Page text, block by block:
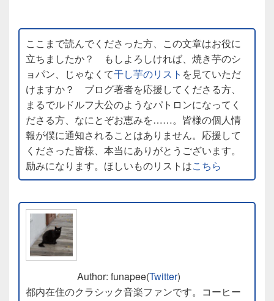
ここまで読んでくださった方、この文章はお役に
立ちましたか？ もしよろしければ、焼き芋のシ
ョパン、じゃなくて干し芋のリスト を見ていただ
けますか？ ブログ著者を応援してくださる方、
まるでルドルフ大公のようなパトロンになってく
ださる方、なにとぞお恵みを……。皆様の個人情
報が僕に通知されることはありません。応援して
くださった皆様、本当にありがとうございます。
励みになります。ほしいものリストはこちら
Author: funapee(Twitter)
都内在住のクラシック音楽ファンです。コーヒー